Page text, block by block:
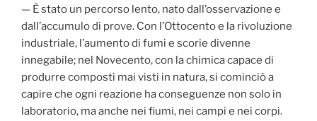
— È stato un percorso lento, nato dall’osservazione e
dall’accumulo di prove. Con l’Ottocento e la rivoluzione
industriale, l’aumento di fumi e scorie divenne
innegabile; nel Novecento, con la chimica capace di
produrre composti mai visti in natura, si cominciò a
capire che ogni reazione ha conseguenze non solo in
laboratorio, ma anche nei fiumi, nei campi e nei corpi.